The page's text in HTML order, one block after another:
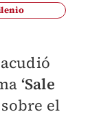
‘Sale
el